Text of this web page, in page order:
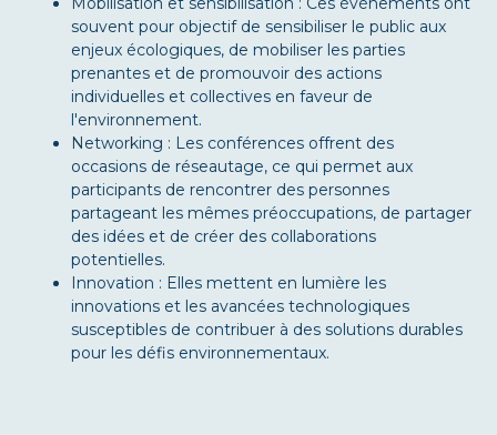
souvent pour objectif de sensibiliser le public aux
enjeux écologiques, de mobiliser les parties
prenantes et de promouvoir des actions
individuelles et collectives en faveur de
l'environnement.
Networking : Les conférences offrent des
occasions de réseautage, ce qui permet aux
participants de rencontrer des personnes
partageant les mêmes préoccupations, de partager
des idées et de créer des collaborations
potentielles.
Innovation : Elles mettent en lumière les
innovations et les avancées technologiques
susceptibles de contribuer à des solutions durables
pour les défis environnementaux.